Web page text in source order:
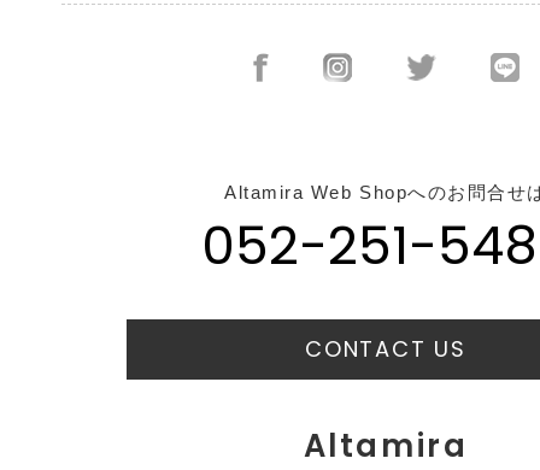
Altamira Web Shopへのお問合せ
052-251-
CONTACT US
Altamira